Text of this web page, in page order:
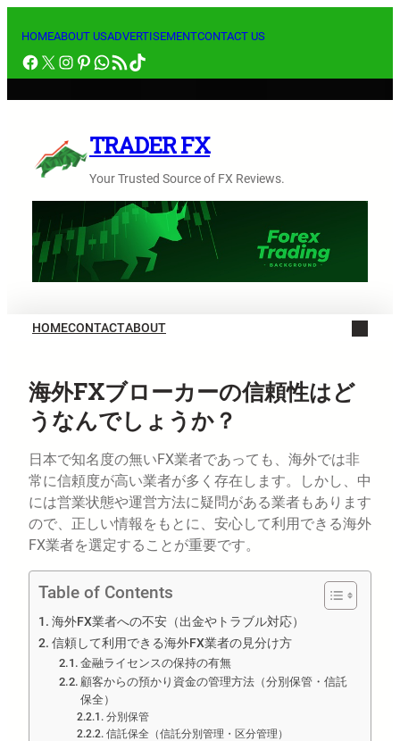
ス
キ
HOMEABOUT USADVERTISEMENTCONTACT US
Facebook
X Instagram
Pinterest
WhatsApp
RSS フィードTikTok
TRADER FX
Your Trusted Source of FX Reviews.
HOMECONTACTABOUT
海外FXブローカーの信頼性はど
うなんでしょうか？
日本で知名度の無いFX業者であっても、海外では非
常に信頼度が高い業者が多く存在します。しかし、中
には営業状態や運営方法に疑問がある業者もあります
ので、正しい情報をもとに、安心して利用できる海外
FX業者を選定することが重要です。
Table of Contents
海外FX業者への不安（出金やトラブル対応）
信頼して利用できる海外FX業者の見分け方
金融ライセンスの保持の有無
顧客からの預かり資金の管理方法（分別保管・信託
保全）
分別保管
信託保全（信託分別管理・区分管理）